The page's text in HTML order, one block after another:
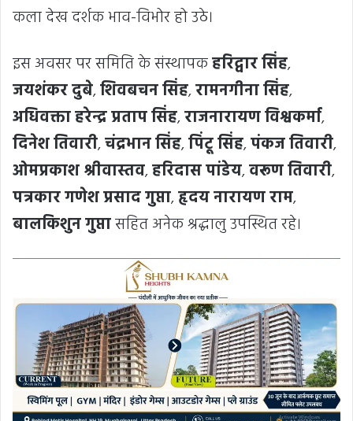
कला देख दर्शक भाव-विभोर हो उठे।
इस अवसर पर समिति के संस्थापकहरिद्वार सिंह,
जयशंकर दुबे,शिवबचन सिंह,रामनगीना सिंह,
अधिवक्ता हरेन्द्र प्रताप सिंह,राजनारायण विश्वकर्मा,
दिनेश तिवारी,चंद्रभान सिंह,पिंटू सिंह,पंकज तिवारी,
ओमप्रकाश श्रीवास्तव,हरिदास पांडेय,वरूण तिवारी,
पत्रकार गणेश प्रसाद गुप्ता,हृदय नारायण राम,
बालकिशुन गुप्तासहित अनेक श्रद्धालु उपस्थित रहे।